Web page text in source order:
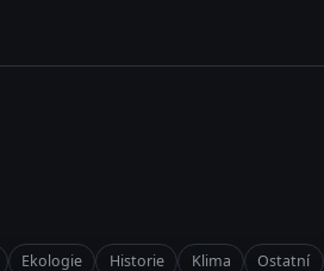
Ekologie Historie Klima Ostatní